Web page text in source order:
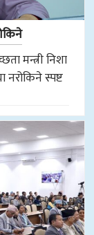
मन्त्री निशा
नरोकिने स्पष्ट